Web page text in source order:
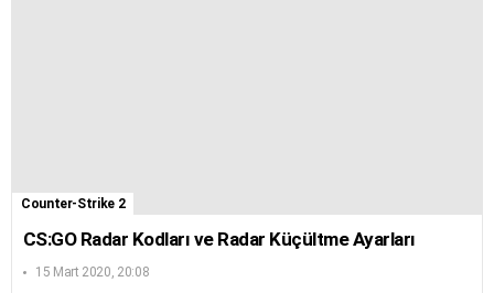
Counter-Strike 2
CS:GO Radar Kodları ve Radar Küçültme Ayarları
15 Mart 2020, 20:08